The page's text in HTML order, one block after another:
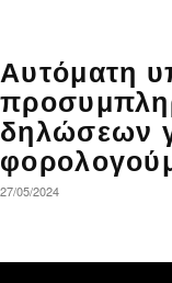
Αυτόματη
δηλώσεων
27/05/2024